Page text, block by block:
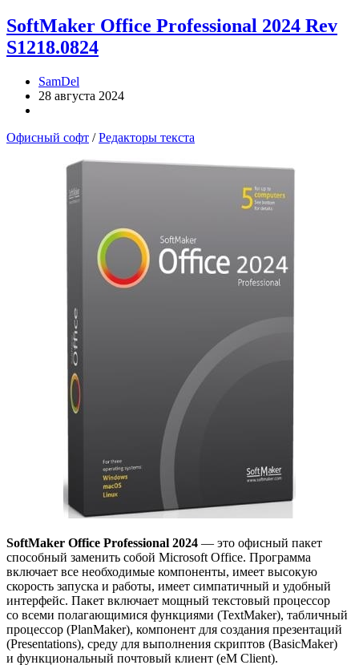
SoftMaker Office Professional 2024 Rev
S1218.0824
SamDel
28 августа 2024
Офисный софт /Редакторы текста
SoftMaker Office Professional 2024 — это офисный пакет
способный заменить собой Microsoft Office. Программа
включает все необходимые компоненты, имеет высокую
скорость запуска и работы, имеет симпатичный и удобный
интерфейс. Пакет включает мощный текстовый процессор
со всеми полагающимися функциями (TextMaker), табличный
процессор (PlanMaker), компонент для создания презентаций
(Presentations), среду для выполнения скриптов (BasicMaker)
и функциональный почтовый клиент (eM Client).